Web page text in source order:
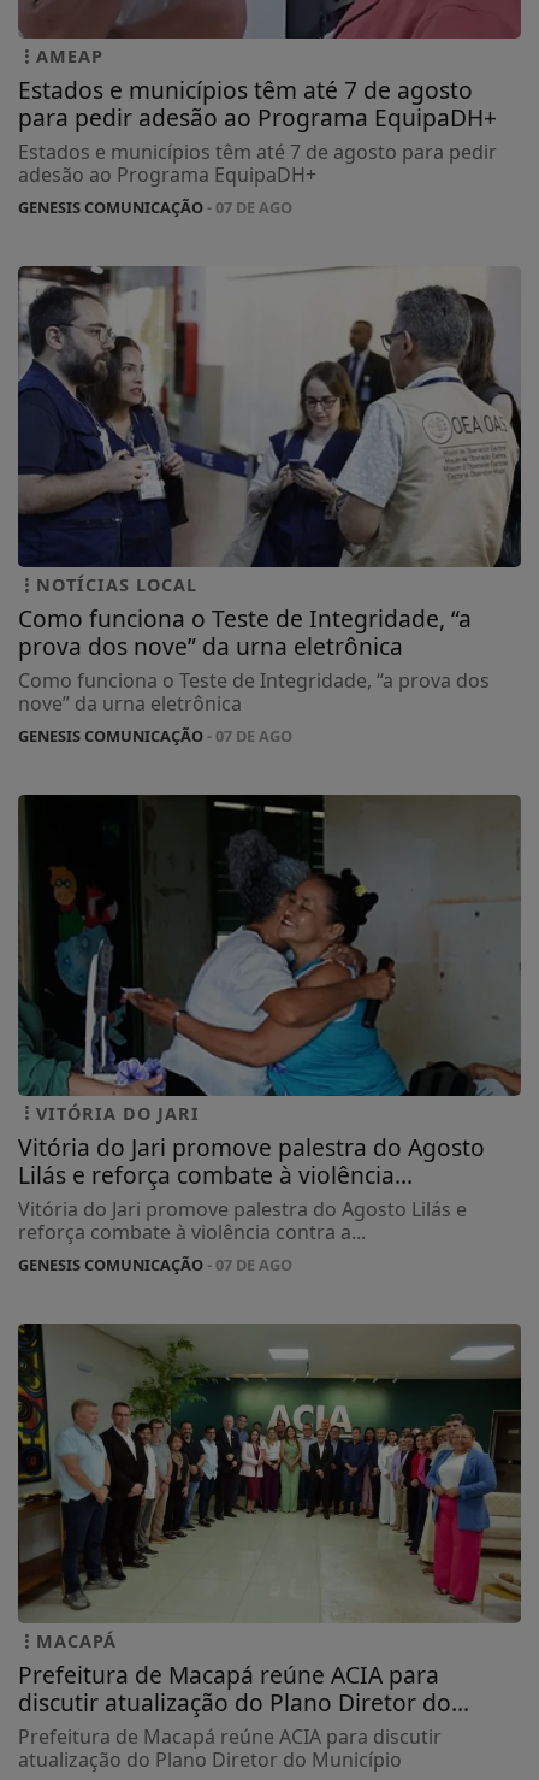
AMEAP
Estados e municípios têm até 7 de agosto
para pedir adesão ao Programa EquipaDH+
Estados e municípios têm até 7 de agosto para pedir
adesão ao Programa EquipaDH+
GENESIS COMUNICAÇÃO- 07 DE AGO
NOTÍCIAS LOCAL
Como funciona o Teste de Integridade, “a
prova dos nove” da urna eletrônica
Como funciona o Teste de Integridade, “a prova dos
nove” da urna eletrônica
GENESIS COMUNICAÇÃO- 07 DE AGO
VITÓRIA DO JARI
Vitória do Jari promove palestra do Agosto
Lilás e reforça combate à violência...
Vitória do Jari promove palestra do Agosto Lilás e
reforça combate à violência contra a...
GENESIS COMUNICAÇÃO- 07 DE AGO
MACAPÁ
Prefeitura de Macapá reúne ACIA para
discutir atualização do Plano Diretor do...
Prefeitura de Macapá reúne ACIA para discutir
atualização do Plano Diretor do Município